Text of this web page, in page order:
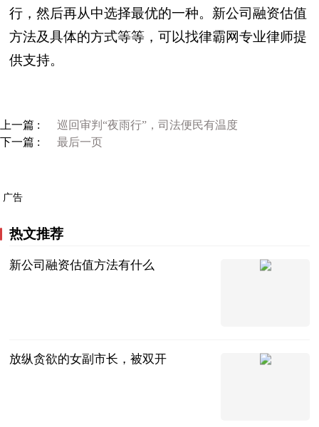
行，然后再从中选择最优的一种。新公司融资估值
方法及具体的方式等等，可以找律霸网专业律师提
供支持。
上一篇 :
巡回审判“夜雨行”，司法便民有温度
下一篇 :
最后一页
广告
热文推荐
新公司融资估值方法有什么
放纵贪欲的女副市长，被双开